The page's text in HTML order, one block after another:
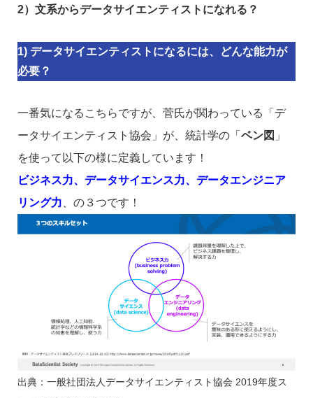
2）文系からデータサイエンティストになれる？
1) データサイエンティストになるには、どんな能力が
必要？
一番気になるこちらですが、菅氏が関わっている「デ
ータサイエンティスト協会」が、統計学の「 ベン図 」
を使って以下の様に定義しています！
ビジネス力、データサイエンス力、データエンジニア
リング力、の３つです！
出典：一般社団法人データサイエンティスト協会 2019年度ス